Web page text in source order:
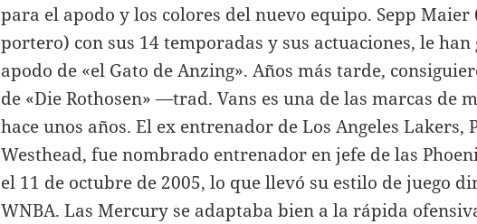
para el apodo y los colores del nuevo equipo. Sepp Maier
portero) con sus 14 temporadas y sus actuaciones, le han
apodo de «el Gato de Anzing». Años más tarde,
de «Die Rothosen» —trad. Vans es una de las marcas de
hace unos años. El ex entrenador de Los Angeles Lakers,
Westhead, fue nombrado entrenador en jefe de las
el 11 de octubre de 2005, lo que llevó su estilo de juego
WNBA. Las Mercury se adaptaba bien a la rápida